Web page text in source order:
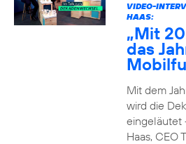
VIDEO-
HAAS:
„Mit
das
Mit dem
wird die
eingeläutet
Haas, CEO